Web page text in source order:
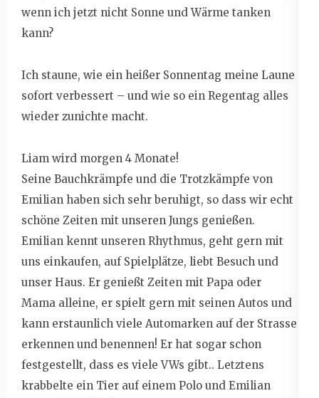
wenn ich jetzt nicht Sonne und Wärme tanken
kann?
Ich staune, wie ein heißer Sonnentag meine Laune
sofort verbessert – und wie so ein Regentag alles
wieder zunichte macht.
Liam wird morgen 4 Monate!
Seine Bauchkrämpfe und die Trotzkämpfe von
Emilian haben sich sehr beruhigt, so dass wir echt
schöne Zeiten mit unseren Jungs genießen.
Emilian kennt unseren Rhythmus, geht gern mit
uns einkaufen, auf Spielplätze, liebt Besuch und
unser Haus. Er genießt Zeiten mit Papa oder
Mama alleine, er spielt gern mit seinen Autos und
kann erstaunlich viele Automarken auf der Strasse
erkennen und benennen! Er hat sogar schon
festgestellt, dass es viele VWs gibt.. Letztens
krabbelte ein Tier auf einem Polo und Emilian